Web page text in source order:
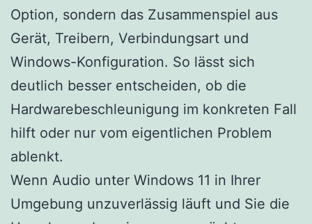
Option, sondern das Zusammenspiel aus
Gerät, Treibern, Verbindungsart und
Windows-Konfiguration. So lässt sich
deutlich besser entscheiden, ob die
Hardwarebeschleunigung im konkreten Fall
hilft oder nur vom eigentlichen Problem
ablenkt.
Wenn Audio unter Windows 11 in Ihrer
Umgebung unzuverlässig läuft und Sie die